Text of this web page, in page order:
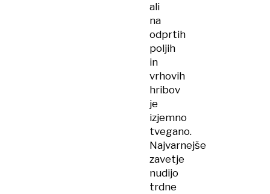
ali
na
odprtih
poljih
in
vrhovih
hribov
je
izjemno
tvegano.
Najvarnejše
zavetje
nudijo
trdne